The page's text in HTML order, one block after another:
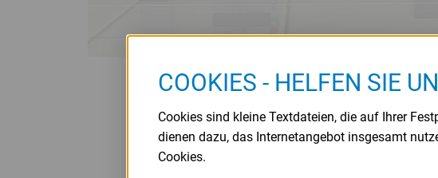
COOKIES - HELFEN SIE
Cookies sind kleine Textdateien, die auf Ihrer
dienen dazu, das Internetangebot insgesamt
Cookies.